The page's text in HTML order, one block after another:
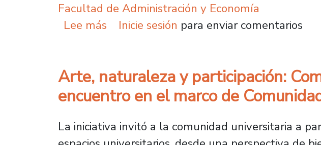
Facultad de Administración y Economía
Lee más sobre Académica aborda los desafíos de
Inicie sesión para enviar comentarios
Arte, naturaleza y participación:
encuentro en el marco de
La iniciativa invitó a la comunidad universitaria a